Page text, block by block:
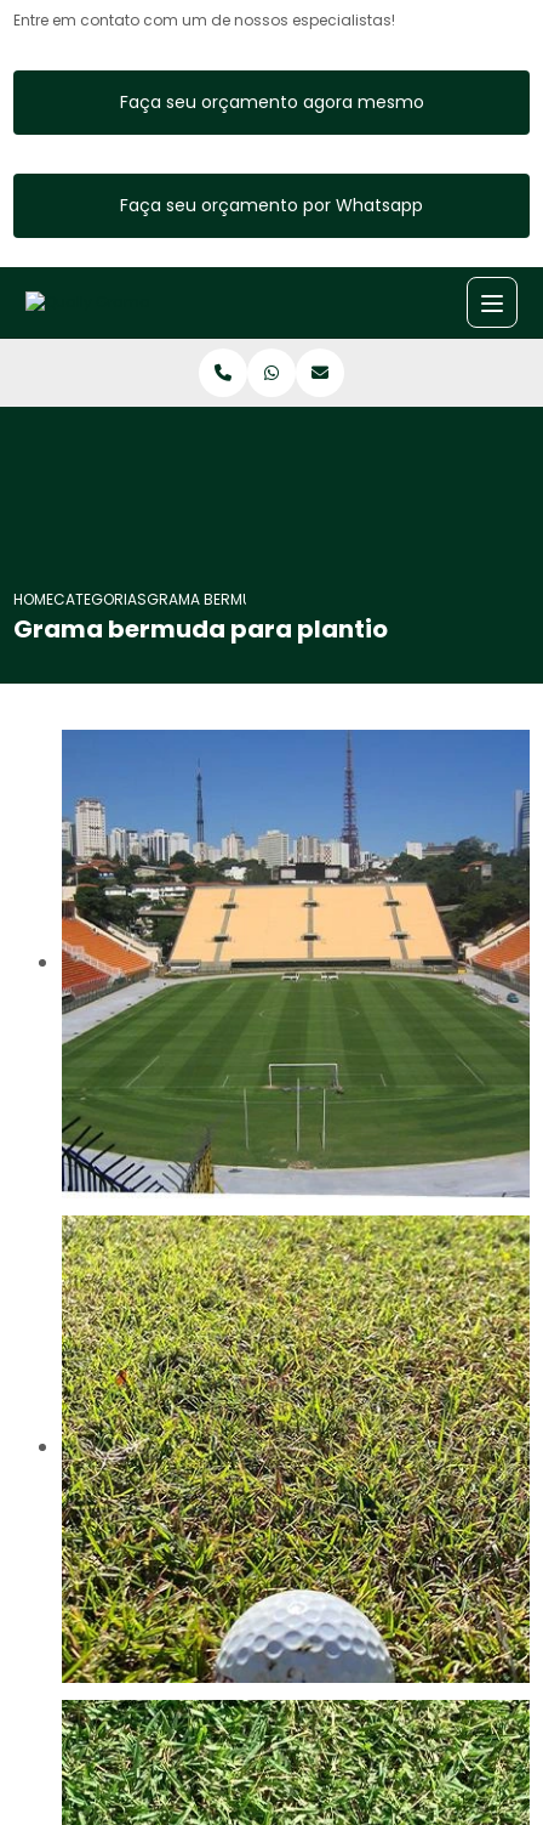
Entre em contato com um de nossos especialistas!
Faça seu orçamento agora mesmo
Faça seu orçamento por Whatsapp
HOMECATEGORIASGRAMA BERMUDA PLANTIO
Grama bermuda para plantio